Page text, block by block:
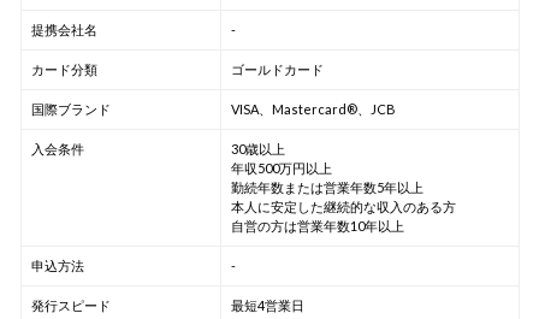
提携会社名 -
カード分類 ゴールドカード
国際ブランド VISA、Mastercard®、JCB
入会条件
30歳以上
年収500万円以上
勤続年数または営業年数5年以上
本人に安定した継続的な収入のある方
自営の方は営業年数10年以上
申込方法 -
発行スピード 最短4営業日